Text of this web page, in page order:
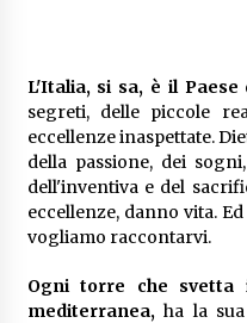
L'Italia, si sa, è il
segreti, delle piccole
eccellenze inaspettate.
della passione, dei
dell'inventiva e del
eccellenze, danno vita.
vogliamo raccontarvi.
Ogni torre che svetta
mediterranea,ha la sua